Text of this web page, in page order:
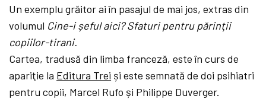
Un exemplu grăitor ai în pasajul de mai jos, extras din
volumul Cine-i șeful aici? Sfaturi pentru părinţii
copiilor-tirani.
Cartea, tradusă din limba franceză, este în curs de
apariţie la Editura Trei și este semnată de doi psihiatri
pentru copii, Marcel Rufo și Philippe Duverger.